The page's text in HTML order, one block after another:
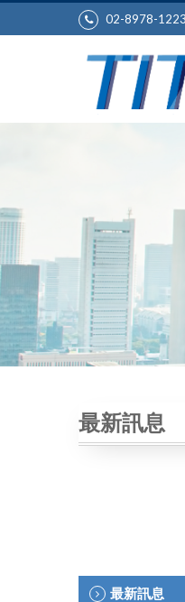
02-8978-
最新訊息
最新訊息